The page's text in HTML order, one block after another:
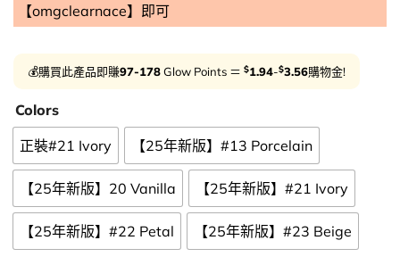
【omgclearnace】即可
💰購買此產品即賺97-178Glow Points ＝ $1.94-$3.56購物金!
Colors
正裝#21 Ivory 【25年新版】#13 Porcelain
【25年新版】20 Vanilla 【25年新版】#21 Ivory
【25年新版】#22 Petal 【25年新版】#23 Beige